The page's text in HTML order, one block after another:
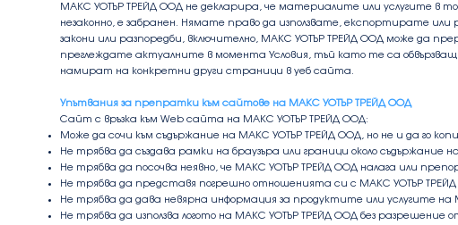
МАКС УОТЪР ТРЕЙД ООД не декларира, че материалите или услугите в
незаконно, е забранен. Нямате право да използвате, експортирате
закони или разпоредби, включително, МАКС УОТЪР ТРЕЙД ООД може да
преглеждате актуалните в момента Условия, тъй като те са
намират на конкретни други страници в уеб сайта.
Упътвания за препратки към сайтове на МАКС УОТЪР ТРЕЙД ООД
Сайт с връзка към Web сайта на МАКС УОТЪР ТРЕЙД ООД:
Може да сочи към съдържание на МАКС УОТЪР ТРЕЙД ООД, но не и да го
Не трябва да създава рамки на браузъра или граници около съдържание
Не трябва да посочва неявно, че МАКС УОТЪР ТРЕЙД ООД налага или
Не трябва да представя погрешно отношенията си с МАКС УОТЪР
Не трябва да дава невярна информация за продуктите или услугите
Не трябва да използва логото на МАКС УОТЪР ТРЕЙД ООД без разрешение